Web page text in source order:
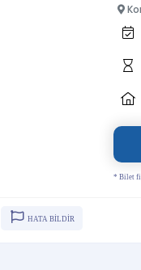
* Bilet
HATA BİLDİR